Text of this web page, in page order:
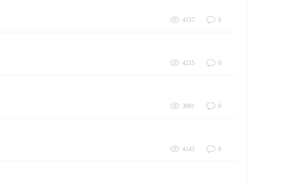
4157 0
4235 0
3991 0
4143 0